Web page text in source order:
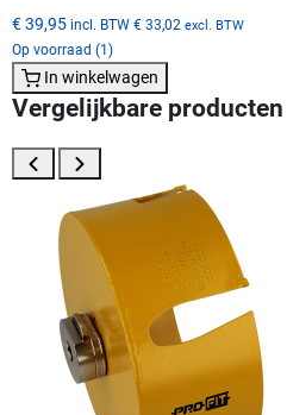
€ 39,95 incl. BTW € 33,02 excl. BTW
Op voorraad (1)
In winkelwagen
Vergelijkbare producten